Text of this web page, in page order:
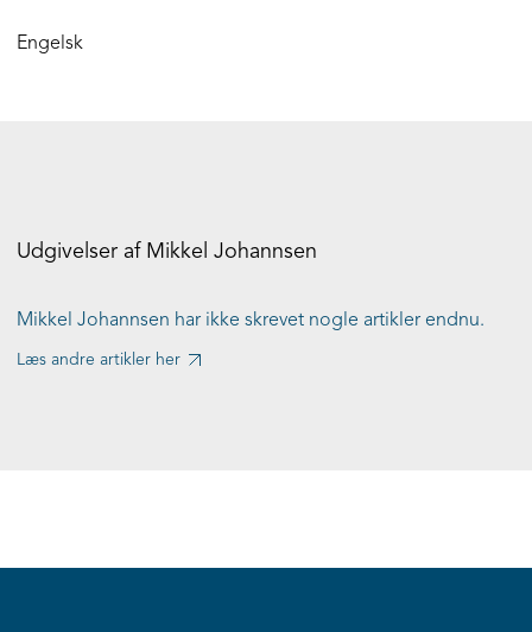
Engelsk
Udgivelser af Mikkel Johannsen
Mikkel Johannsen har ikke skrevet nogle artikler endnu.
Læs andre artikler her